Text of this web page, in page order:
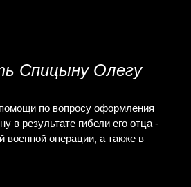
Спицыну Олегу
по вопросу оформления
в результате гибели его отца -
военной операции, а также в